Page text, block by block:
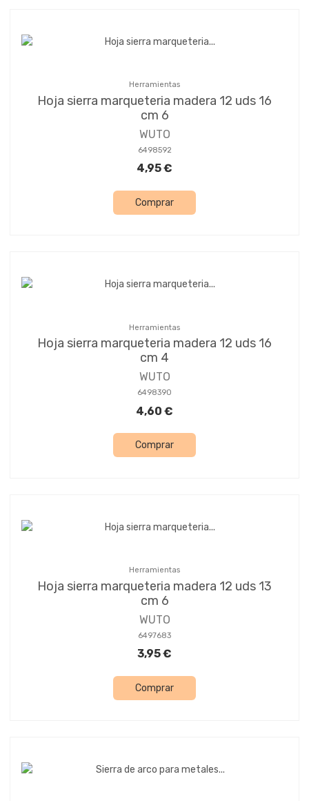
Herramientas
Hoja sierra marqueteria madera 12 uds 16
cm 6
WUTO
6498592
4,95 €
Comprar
Herramientas
Hoja sierra marqueteria madera 12 uds 16
cm 4
WUTO
6498390
4,60 €
Comprar
Herramientas
Hoja sierra marqueteria madera 12 uds 13
cm 6
WUTO
6497683
3,95 €
Comprar